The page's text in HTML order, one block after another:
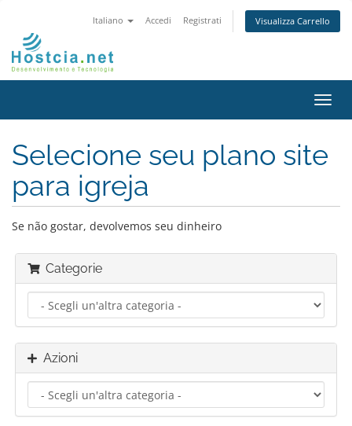
Italiano Accedi Registrati Visualizza Carrello
Attiva
Selecione seu plano site
para igreja
Se não gostar, devolvemos seu dinheiro
Categorie
Azioni